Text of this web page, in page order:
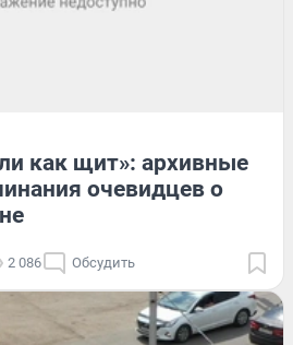
как щит»: архивные
очевидцев о
2 086 Обсудить